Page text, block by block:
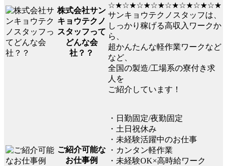
株式会社サン
キョウテクノ
スタッフって
どんな会
社？？
☆★☆★☆★☆★☆★☆★☆★☆★
サンキョウテクノスタッフは、
しっかり稼げる高収入ワークか
ら、
超かんたんな軽作業ワークなど
など、
全国の製造/工場系の寮付き求
人を
ご紹介しています！
ご紹介可能な
お仕事例
・日勤固定/夜勤固定
・土日祝休み
・未経験活躍中のお仕事
・カンタン軽作業
・未経験OK×高時給ワーク